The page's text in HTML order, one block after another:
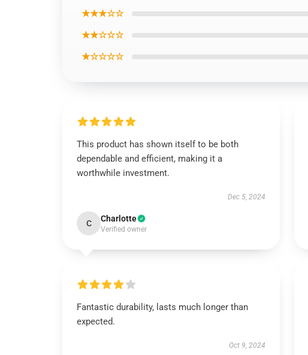
★★★☆☆
★★☆☆☆
★☆☆☆☆
This product has shown itself to be both
dependable and efficient, making it a
worthwhile investment.
Dec 5, 2024
C Charlotte
Verified owner
Fantastic durability, lasts much longer than
expected.
Oct 9, 2024